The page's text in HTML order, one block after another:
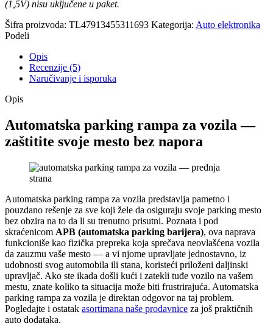
(1,5V) nisu uključene u paket.
Šifra proizvoda: TL47913455311693 Kategorija: Auto elektronika
Podeli
Opis
Recenzije (5)
Naručivanje i isporuka
Opis
Automatska parking rampa za vozila —
zaštitite svoje mesto bez napora
Automatska parking rampa za vozila predstavlja pametno i
pouzdano rešenje za sve koji žele da osiguraju svoje parking mesto
bez obzira na to da li su trenutno prisutni. Poznata i pod
skraćenicom APB (automatska parking barijera), ova naprava
funkcioniše kao fizička prepreka koja sprečava neovlašćena vozila
da zauzmu vaše mesto — a vi njome upravljate jednostavno, iz
udobnosti svog automobila ili stana, koristeći priloženi daljinski
upravljač. Ako ste ikada došli kući i zatekli tuđe vozilo na vašem
mestu, znate koliko ta situacija može biti frustrirajuća. Automatska
parking rampa za vozila je direktan odgovor na taj problem.
Pogledajte i ostatak asortimana naše prodavnice za još praktičnih
auto dodataka.